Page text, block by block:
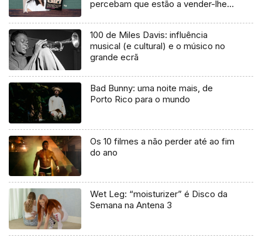
percebam que estão a vender-lhes
100 de Miles Davis: influência
musical (e cultural) e o músico no
grande ecrã
Bad Bunny: uma noite mais, de
Porto Rico para o mundo
Os 10 filmes a não perder até ao fim
do ano
Wet Leg: “moisturizer” é Disco da
Semana na Antena 3